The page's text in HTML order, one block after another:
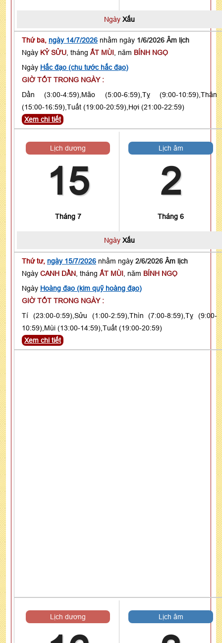
Ngày Xấu
Thứ ba, ngày 14/7/2026 nhằm ngày 1/6/2026 Âm lịch
Ngày KỶ SỬU , tháng ẤT MÙI , năm BÍNH NGỌ
Ngày Hắc đạo (chu tước hắc đạo)
GIỜ TỐT TRONG NGÀY :
Dần (3:00-4:59),Mão (5:00-6:59),Tỵ (9:00-10:59),Thân
(15:00-16:59),Tuất (19:00-20:59),Hợi (21:00-22:59)
Xem chi tiết
Lịch dương
15
Tháng 7
Lịch âm
2
Tháng 6
Ngày Xấu
Thứ tư, ngày 15/7/2026 nhằm ngày 2/6/2026 Âm lịch
Ngày CANH DẦN , tháng ẤT MÙI , năm BÍNH NGỌ
Ngày Hoàng đạo (kim quỹ hoàng đạo)
GIỜ TỐT TRONG NGÀY :
Tí (23:00-0:59),Sửu (1:00-2:59),Thìn (7:00-8:59),Tỵ (9:00-
10:59),Mùi (13:00-14:59),Tuất (19:00-20:59)
Xem chi tiết
Lịch dương Lịch âm